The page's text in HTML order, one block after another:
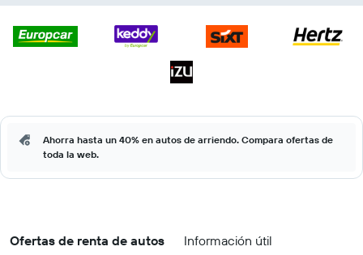
Ahorra hasta un 40% en autos de arriendo. Compara ofertas de
toda la web.
Ofertas de renta de autos Información útil